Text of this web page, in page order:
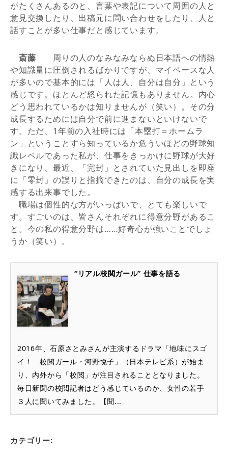
がたくさんあるのと、言葉や表記について周囲の人と
意見交換したり、出稿元に問い合わせをしたり、人と
話すことが多い仕事だと感じています。
斎藤 周りの人のなみなみならぬ日本語への情熱
や知識量に圧倒されるばかりですが、マイペースな人
が多いので基本的には「人は人、自分は自分」という
感じです。ほとんど怒られた記憶もありません。内心
どう思われているかは知りませんが（笑い）。その分
成長するためには自分で前に進まないといけないで
す。ただ、1年前の入社時には「本塁打＝ホームラ
ン」ということすら知っているか危ういほどの野球知
識レベルであった私が、仕事をきっかけに野球が大好
きになり、最近、「完封」とされていた見出しを即座
に「零封」の誤りと指摘できたのは、自分の成長を実
感する出来事でした。
職場は個性的な方がいっぱいで、とても楽しいで
す。すごいのは、皆さんそれぞれに得意分野があるこ
と。今の私の得意分野は……好奇心が強いことでしょ
うか（笑い）。
“リアル校閲ガール” 仕事を語る
2016年、石原さとみさんが主演するドラマ「地味にスゴ
イ！ 校閲ガール・河野悦子」（日本テレビ系）が始ま
り、内外から「校閲」が注目されることとなりました。
毎日新聞の校閲記者はどう感じているのか、女性の若手
３人に聞いてみました。【聞...
カテゴリー: